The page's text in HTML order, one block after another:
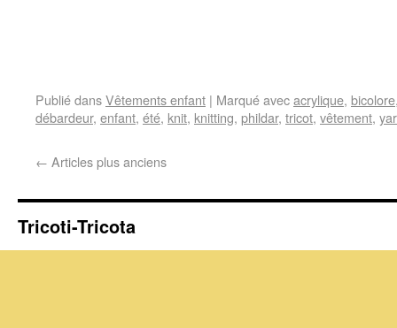
Publié dansVêtements enfant | Marqué avecacrylique, bicolore
débardeur, enfant, été, knit, knitting, phildar, tricot, vêtement,
← Articles plus anciens
Tricoti-Tricota